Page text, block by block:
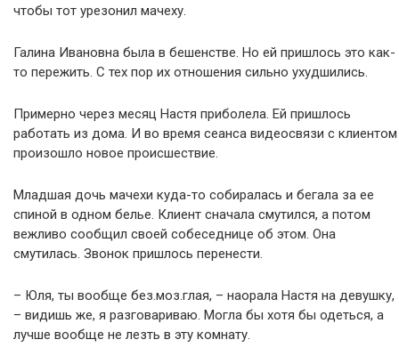
чтобы тот урезонил мачеху.
Галина Ивановна была в бешенстве. Но ей пришлось это как-
то пережить. С тех пор их отношения сильно ухудшились.
Примерно через месяц Настя приболела. Ей пришлось
работать из дома. И во время сеанса видеосвязи с клиентом
произошло новое происшествие.
Младшая дочь мачехи куда-то собиралась и бегала за ее
спиной в одном белье. Клиент сначала смутился, а потом
вежливо сообщил своей собеседнице об этом. Она
смутилась. Звонок пришлось перенести.
– Юля, ты вообще без.моз.глая, – наорала Настя на девушку,
– видишь же, я разговариваю. Могла бы хотя бы одеться, а
лучше вообще не лезть в эту комнату.